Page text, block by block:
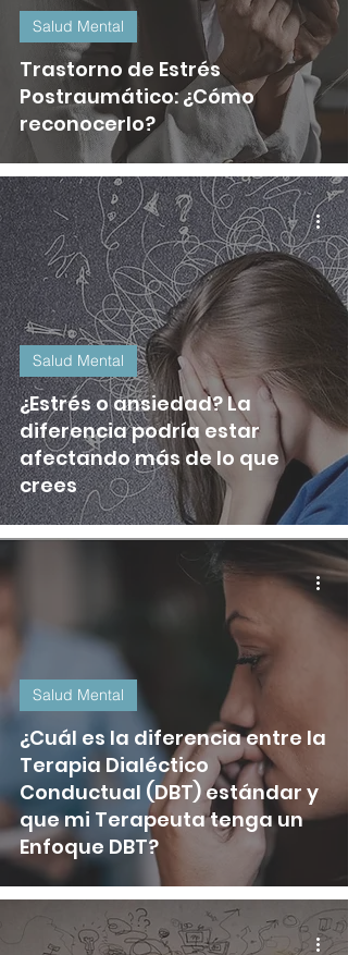
Trastorno de Estrés
Postraumático: ¿Cómo
reconocerlo?
Salud Mental
¿Estrés o ansiedad? La
diferencia podría estar
afectando más de lo que
crees
Salud Mental
¿Cuál es la diferencia entre la
Terapia Dialéctico
Conductual (DBT) estándar y
que mi Terapeuta tenga un
Enfoque DBT?
Salud Mental